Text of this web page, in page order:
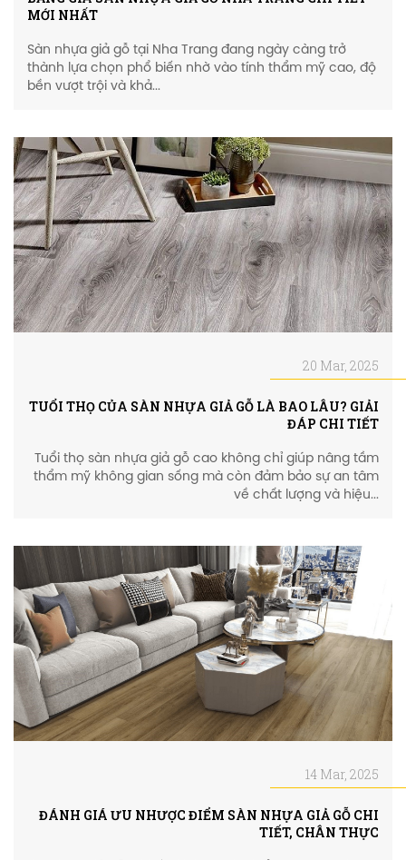
MỚI NHẤT
Sàn nhựa giả gỗ tại Nha Trang đang ngày càng trở
thành lựa chọn phổ biến nhờ vào tính thẩm mỹ cao, độ
bền vượt trội và khả...
20 Mar, 2025
TUỔI THỌ CỦA SÀN NHỰA GIẢ GỖ LÀ BAO LÂU? GIẢI
ĐÁP CHI TIẾT
Tuổi thọ sàn nhựa giả gỗ cao không chỉ giúp nâng tầm
thẩm mỹ không gian sống mà còn đảm bảo sự an tâm
về chất lượng và hiệu...
14 Mar, 2025
ĐÁNH GIÁ ƯU NHƯỢC ĐIỂM SÀN NHỰA GIẢ GỖ CHI
TIẾT, CHÂN THỰC